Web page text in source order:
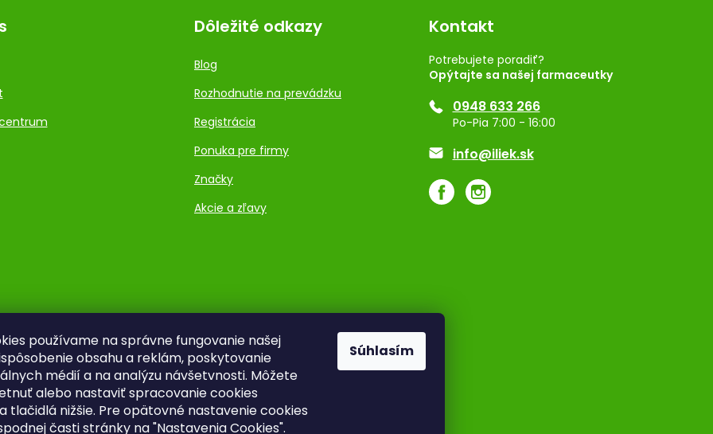
používame na správne fungovanie našej
obsahu a reklám, poskytovanie
médií a na analýzu návšetvnosti. Môžete
alebo nastaviť spracovanie cookies
tlačidlá nižšie. Pre opätovné nastavenie cookies
časti stránky na "Nastavenia Cookies".
Súhlasím
Dôležité odkazy
Blog
Rozhodnutie na prevádzku
Registrácia
Ponuka pre firmy
Značky
Akcie a zľavy
Kontakt
Potrebujete poradiť?
Opýtajte sa našej farmaceutky
0948 633 266
Po-Pia 7:00 - 16:00
info@iliek.sk